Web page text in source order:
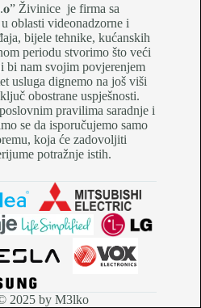
Živinice je firma sa
oblasti videonadzorne i
bijele tehnike, kućanskih
periodu stvorimo što veći
nam svojim povjerenjem
usluga dignemo na još viši
obostrane uspješnosti.
pravilima saradnje i
se da isporučujemo samo
koja će zadovoljiti
potražnje istih.
2025 by M3lko